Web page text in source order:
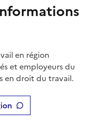
en région
et employeurs du
en droit du travail.